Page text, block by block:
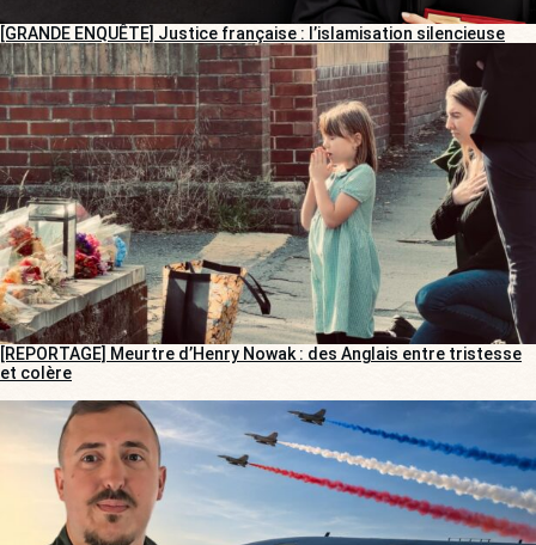
[GRANDE ENQUÊTE] Justice française : l’islamisation silencieuse
[REPORTAGE] Meurtre d’Henry Nowak : des Anglais entre tristesse
et colère